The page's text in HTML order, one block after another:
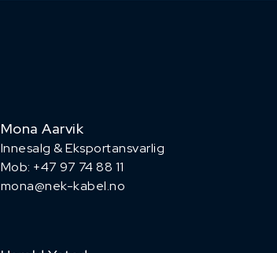
Mona Aarvik
Innesalg & Eksportansvarlig
Mob: +47 97 74 88 11
mona@nek-kabel.no